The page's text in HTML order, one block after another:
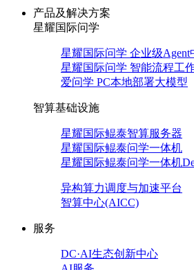
产品及解决方案
星耀国际问学
星耀国际问学 企业级Agent
星耀国际问学 智能流程工
爱问学 PC本地部署大模型
智算基础设施
星耀国际鲲泰智算服务器
星耀国际鲲泰问学一体机
星耀国际鲲泰问学一体机
异构算力调度与加速平台
智算中心(AICC)
服务
DC·AI生态创新中心